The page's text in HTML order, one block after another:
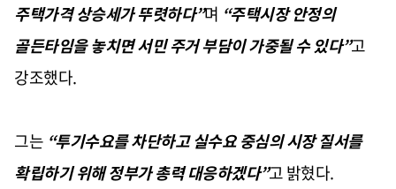
주택가격 상승세가 뚜렷하다”며 “주택시장 안정의
골든타임을 놓치면 서민 주거 부담이 가중될 수 있다”고
강조했다.
그는 “투기수요를 차단하고 실수요 중심의 시장 질서를
확립하기 위해 정부가 총력 대응하겠다”고 밝혔다.